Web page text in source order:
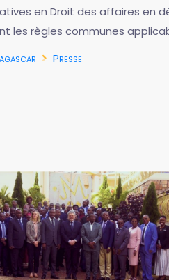
en Droit des affaires en
les règles communes
Presse